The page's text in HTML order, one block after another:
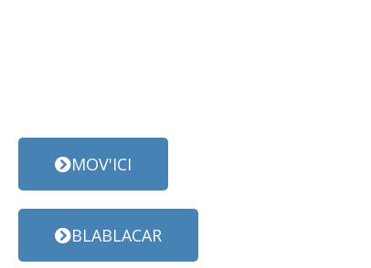
MOV'ICI
BLABLACAR